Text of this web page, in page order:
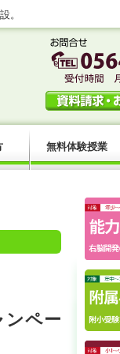
。
ンペー
無料体験授業